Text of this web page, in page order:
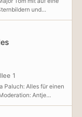
und
können hier ganz
1
Paluch: Alles für einen
Antje
vielen als eine der
Brecht bekannt.